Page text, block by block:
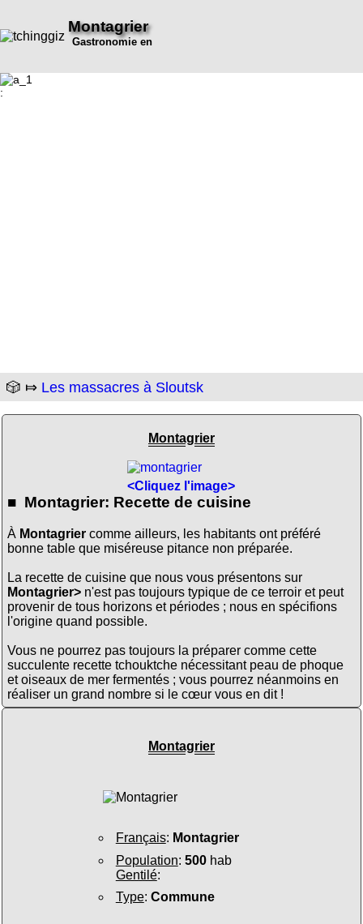
Montagrier
Gastronomie en
:
🎲 ⤇ Les massacres à Sloutsk
Montagrier
<Cliquez l'image>
■ Montagrier: Recette de cuisine
À Montagriercomme ailleurs, les habitants ont préféré
bonne table que miséreuse pitance non préparée.
La recette de cuisine que nous vous présentons sur
Montagrier>n'est pas toujours typique de ce terroir et peut
provenir de tous horizons et périodes ; nous en spécifions
l'origine quand possible.
Vous ne pourrez pas toujours la préparer comme cette
succulente recette tchouktche nécessitant peau de phoque
et oiseaux de mer fermentés ; vous pourrez néanmoins en
réaliser un grand nombre si le cœur vous en dit !
Montagrier
Français: Montagrier
Population: 500hab
Gentilé:
Type: Commune